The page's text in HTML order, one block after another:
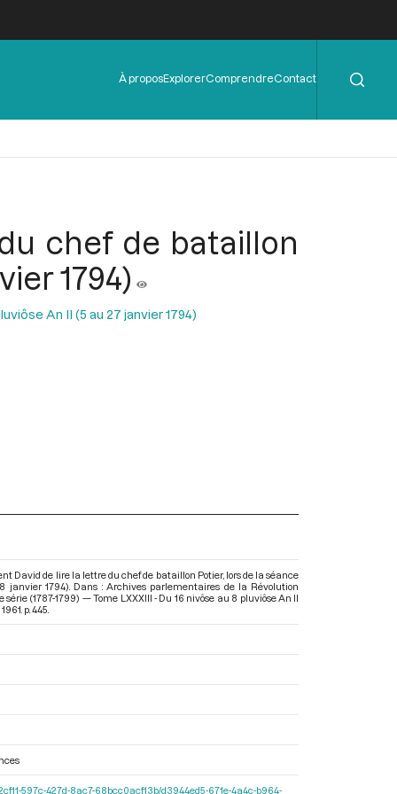
Menu
de
À proposExplorerComprendreContact
chef de bataillon
1794)
An II (5 au 27 janvier 1794)
David de lire la lettre du chef de bataillon Potier, lors de la séance
janvier 1794). Dans : Archives parlementaires de la Révolution
(1787-1799) — Tome LXXXIII - Du 16 nivôse au 8 pluviôse An II
. 1961. p. 445.
597c-427d-8ac7-68bcc0acf13b/d3944ed5-671e-4a4c-b964-